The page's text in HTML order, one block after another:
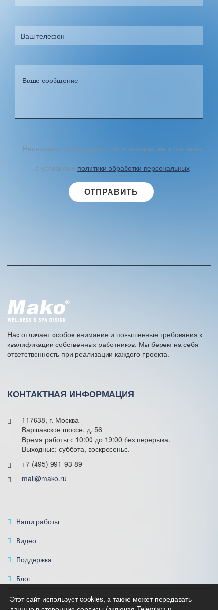
Этот сайт использует cookies, а также может передавать
Настоящим подтверждаю, что я ознакомлен и согласен
с условиями политики обработки персональных
данных .
e
i
v
e
:
Нас отличает особое внимание и повышенные требования к
квалификации собственных работников. Мы берем на себя
ответственность при реализации каждого проекта.
КОНТАКТНАЯ ИНФОРМАЦИЯ
117638, г. Москва
Варшавское шоссе, д. 56
Время работы с 10:00 до 19:00 без перерыва.
Выходные: суббота, воскресенье.
+7 (495) 991-93-89
mail@mako.ru
Наши работы
Видео
Поддержка
Блог
Политика конфиденциальности